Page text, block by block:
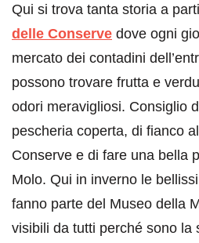
Qui si trova tanta storia a
delle Conserve dove ogni
mercato dei contadini
possono trovare frutta e
odori meravigliosi. Consiglio
pescheria coperta, di fianco
Conserve e di fare una bella
Molo. Qui in inverno le
fanno parte del Museo della
visibili da tutti perché sono la